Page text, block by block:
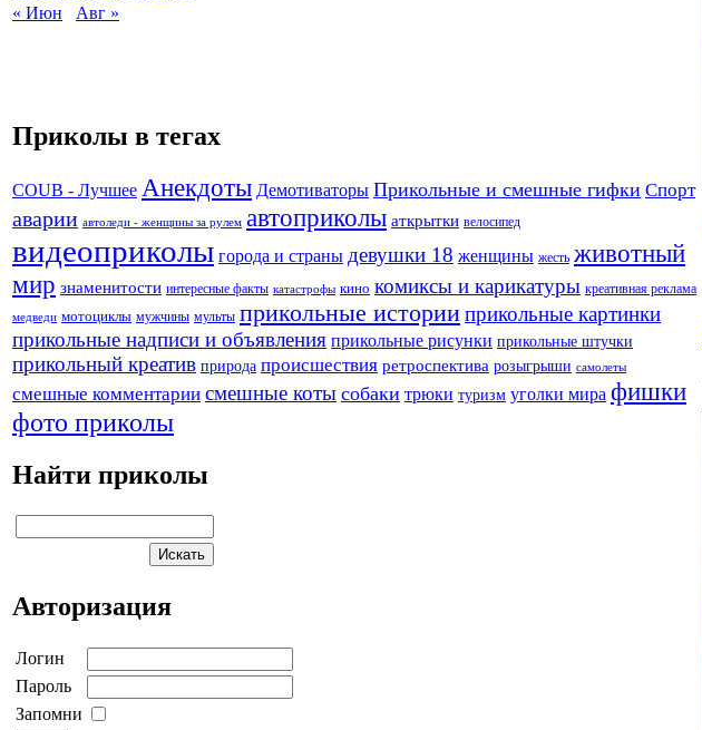
« Июн
Авг »
Приколы в тегах
COUB - Лучшее Анекдоты Демотиваторы Прикольные и смешные гифки Спорт
аварии автоледи - женщины за рулем автоприколы аткрытки велосипед
видеоприколы города и страны девушки 18 женщины жесть животный
мир знаменитости интересные факты катастрофы кино комиксы и карикатуры креативная реклама
медведи мотоциклы мужчины мульты прикольные историиприкольные картинки
прикольные надписи и объявления прикольные рисунки прикольные штучки
прикольный креатив природа происшествия ретроспектива розыгрыши самолеты
смешные комментарии смешные коты собаки трюки туризм уголки мира фишки
фото приколы
Найти приколы
Авторизация
Логин
Пароль
Запомни